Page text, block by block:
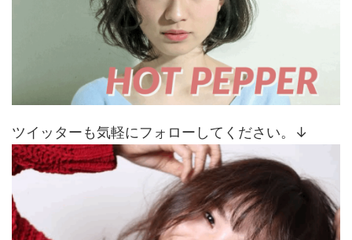
ツイッターも気軽にフォローしてください。↓